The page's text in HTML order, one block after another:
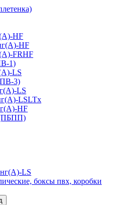
HF
HF
FRHF
1)
LS
3)
LS
LSLTx
HF
LS
боксы пвх, коробки